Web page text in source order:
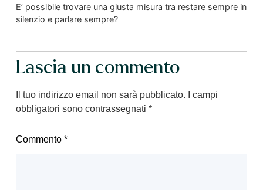
E’ possibile trovare una giusta misura tra restare sempre in
silenzio e parlare sempre?
Lascia un commento
Il tuo indirizzo email non sarà pubblicato.
I campi
obbligatori sono contrassegnati *
Commento *